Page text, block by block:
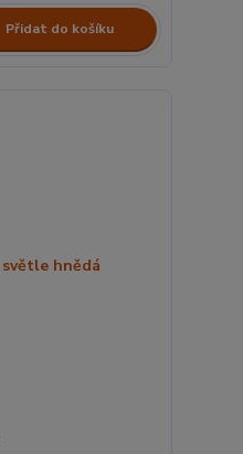
Přidat do košíku